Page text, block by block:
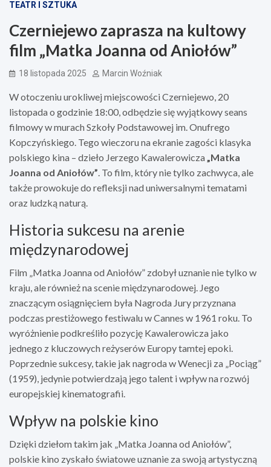
TEATR I SZTUKA
Czerniejewo zaprasza na kultowy
film „Matka Joanna od Aniołów”
18 listopada 2025 Marcin Woźniak
W otoczeniu urokliwej miejscowości Czerniejewo, 20
listopada o godzinie 18:00, odbędzie się wyjątkowy seans
filmowy w murach Szkoły Podstawowej im. Onufrego
Kopczyńskiego. Tego wieczoru na ekranie zagości klasyka
polskiego kina – dzieło Jerzego Kawalerowicza„Matka
Joanna od Aniołów”. To film, który nie tylko zachwyca, ale
także prowokuje do refleksji nad uniwersalnymi tematami
oraz ludzką naturą.
Historia sukcesu na arenie
międzynarodowej
Film „Matka Joanna od Aniołów” zdobył uznanie nie tylko w
kraju, ale również na scenie międzynarodowej. Jego
znaczącym osiągnięciem była Nagroda Jury przyznana
podczas prestiżowego festiwalu w Cannes w 1961 roku. To
wyróżnienie podkreśliło pozycję Kawalerowicza jako
jednego z kluczowych reżyserów Europy tamtej epoki.
Poprzednie sukcesy, takie jak nagroda w Wenecji za „Pociąg”
(1959), jedynie potwierdzają jego talent i wpływ na rozwój
europejskiej kinematografii.
Wpływ na polskie kino
Dzięki dziełom takim jak „Matka Joanna od Aniołów”,
polskie kino zyskało światowe uznanie za swoją artystyczną